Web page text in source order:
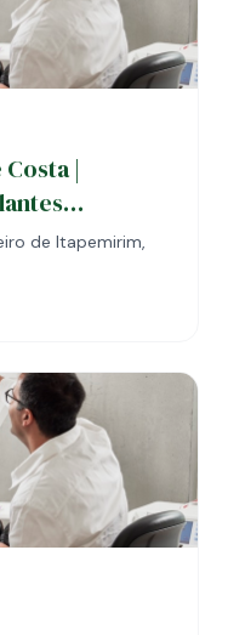
|
de Itapemirim,